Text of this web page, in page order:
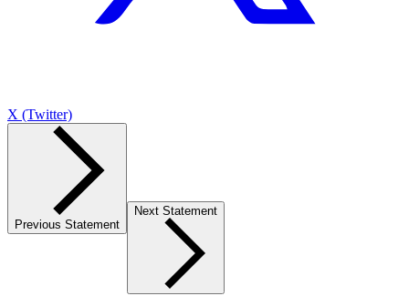
X (Twitter)
Previous Statement
Next Statement